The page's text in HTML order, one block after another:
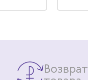
Возврат